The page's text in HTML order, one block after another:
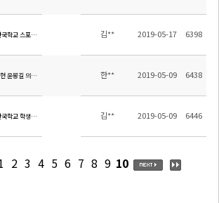
학교 스포츠 교류를 통해 유관기관과의 협력 강화
김** 2019-05-17 6398
윤봉길 의사 기념 사업회 주관 한국학생 한글 백일장 수상자 시상식
한** 2019-05-09 6438
학교 학생회 임원 수련회 김** 2019-05-09 6446
2 3 4 5 6 7 8 9 10